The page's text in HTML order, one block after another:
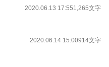
2020.06.13 17:551,265文字
2020.06.14 15:00914文字